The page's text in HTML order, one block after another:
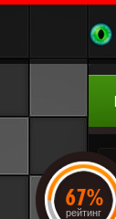
67%
рейтинг